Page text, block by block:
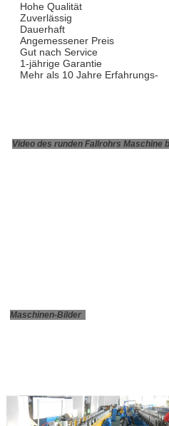
Hinterlass
Hohe Qualität
Zuverlässig
Dauerhaft
Angemessener Preis
Gut nach Service
1-jährige Garantie
Mehr als 10 Jahre Erfahrungs-
Video des runden Fallrohrs Maschine
Maschinen-Bilder